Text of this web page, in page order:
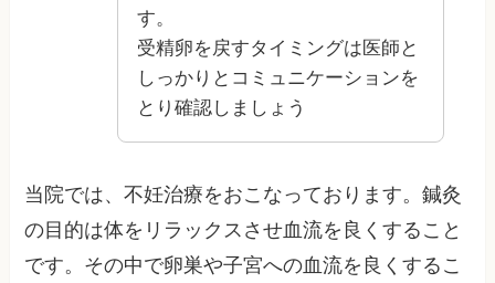
す。
受精卵を戻すタイミングは医師と
しっかりとコミュニケーションを
とり確認しましょう
当院では、不妊治療をおこなっております。鍼灸
の目的は体をリラックスさせ血流を良くすること
です。その中で卵巣や子宮への血流を良くするこ